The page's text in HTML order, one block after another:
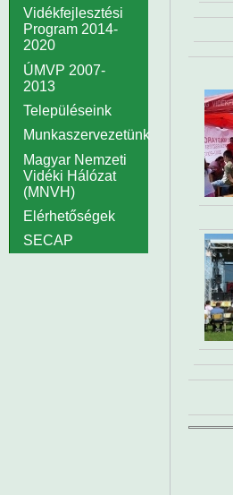
Vidékfejlesztési
Program 2014-
2020
ÚMVP 2007-
2013
Településeink
Munkaszervezetünk
Magyar Nemzeti
Vidéki Hálózat
(MNVH)
Elérhetőségek
SECAP